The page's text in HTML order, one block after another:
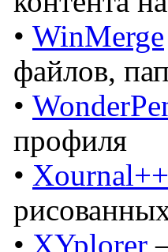
• WinMerge
файлов,
•
профиля
• Xournal++
• XYplorer